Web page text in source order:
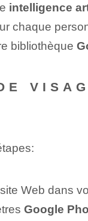
intelligence
chaque
bibliothèque
Web dans
Google